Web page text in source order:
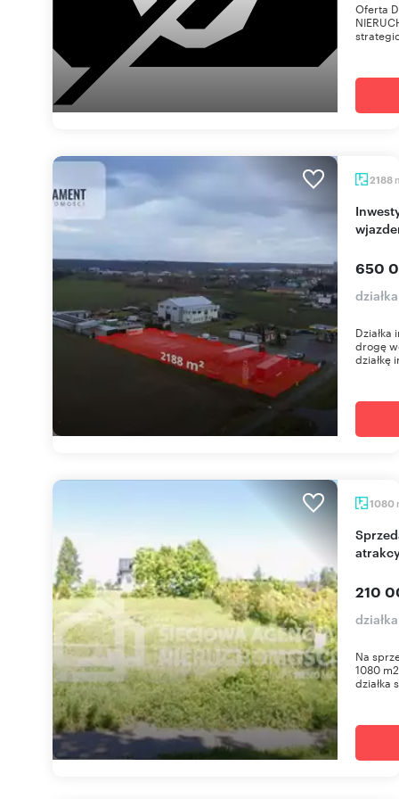
Oferta
2188
Inwestycyjna działka usługowa 2188 m² z
650
drogę
działkę
1080
Sprzedam działkę 1080 m² z mediami i
210
Na
1080
działka